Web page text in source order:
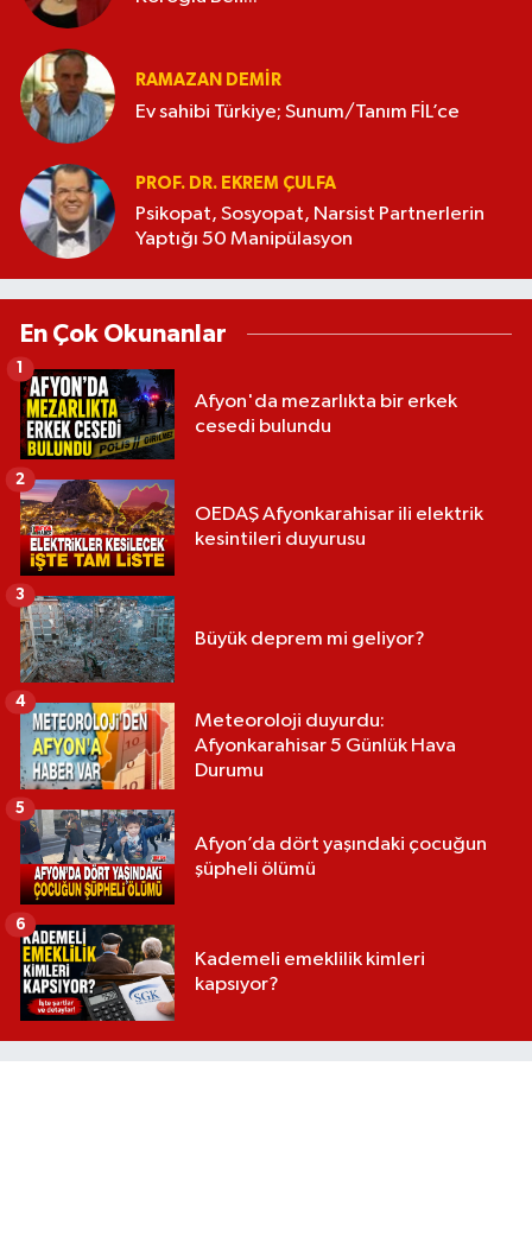
RAMAZAN DEMİR
Ev sahibi Türkiye; Sunum/Tanım FİL’ce
PROF. DR. EKREM ÇULFA
Psikopat, Sosyopat, Narsist Partnerlerin
Yaptığı 50 Manipülasyon
En Çok Okunanlar
Afyon'da mezarlıkta bir erkek
cesedi bulundu
1
OEDAŞ Afyonkarahisar ili elektrik
kesintileri duyurusu
2
Büyük deprem mi geliyor?
3
Meteoroloji duyurdu:
Afyonkarahisar 5 Günlük Hava
Durumu
4
Afyon’da dört yaşındaki çocuğun
şüpheli ölümü
5
Kademeli emeklilik kimleri
kapsıyor?
6